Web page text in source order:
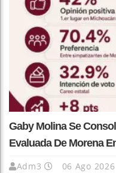
Gaby Molina Se
Evaluada De Morena
Adm3 06 Ago 2026